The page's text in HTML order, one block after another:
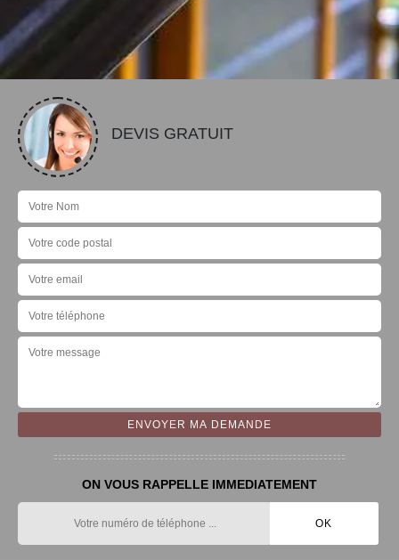
DEVIS GRATUIT
ON VOUS RAPPELLE IMMEDIATEMENT